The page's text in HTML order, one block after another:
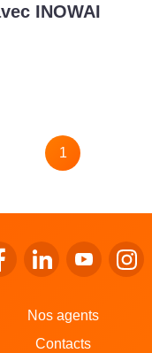
INOWAI
Pagination
Page
1
rendre sur le
Se rendre sur le
Se rendre
Se
Nos agents
Contacts